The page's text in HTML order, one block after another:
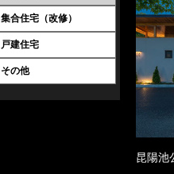
集合住宅（改修）
戸建住宅
その他
昆陽